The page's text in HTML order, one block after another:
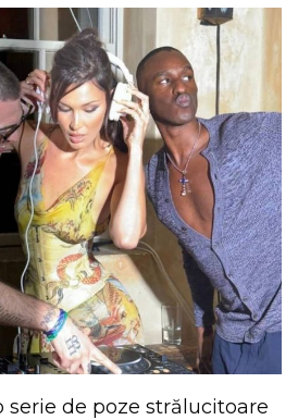
serie de poze strălucitoare